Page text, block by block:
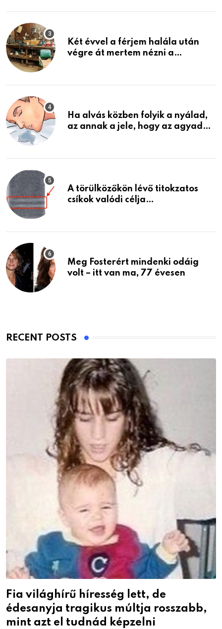
Két évvel a férjem halála után
végre át mertem nézni a
életemet
Ha alvás közben folyik a nyálad,
az annak a jele, hogy az agyad…
A törülközőkön lévő titokzatos
csíkok valódi célja…
Meg Fosterért mindenki odáig
volt – itt van ma, 77 évesen
RECENT POSTS
Fia világhírű híresség lett, de
édesanyja tragikus múltja rosszabb,
mint azt el tudnád képzelni